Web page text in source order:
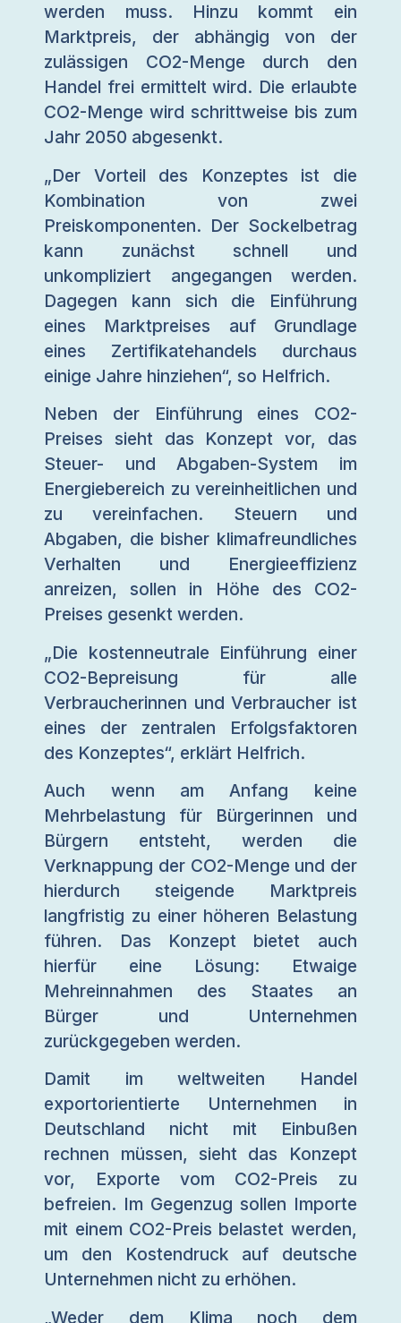
werden muss. Hinzu kommt ein
Marktpreis, der abhängig von der
zulässigen CO2-Menge durch den
Handel frei ermittelt wird. Die erlaubte
CO2-Menge wird schrittweise bis zum
Jahr 2050 abgesenkt.
„Der Vorteil des Konzeptes ist die
Kombination von zwei
Preiskomponenten. Der Sockelbetrag
kann zunächst schnell und
unkompliziert angegangen werden.
Dagegen kann sich die Einführung
eines Marktpreises auf Grundlage
eines Zertifikatehandels durchaus
einige Jahre hinziehen“, so Helfrich.
Neben der Einführung eines CO2-
Preises sieht das Konzept vor, das
Steuer- und Abgaben-System im
Energiebereich zu vereinheitlichen und
zu vereinfachen. Steuern und
Abgaben, die bisher klimafreundliches
Verhalten und Energieeffizienz
anreizen, sollen in Höhe des CO2-
Preises gesenkt werden.
„Die kostenneutrale Einführung einer
CO2-Bepreisung für alle
Verbraucherinnen und Verbraucher ist
eines der zentralen Erfolgsfaktoren
des Konzeptes“, erklärt Helfrich.
Auch wenn am Anfang keine
Mehrbelastung für Bürgerinnen und
Bürgern entsteht, werden die
Verknappung der CO2-Menge und der
hierdurch steigende Marktpreis
langfristig zu einer höheren Belastung
führen. Das Konzept bietet auch
hierfür eine Lösung: Etwaige
Mehreinnahmen des Staates an
Bürger und Unternehmen
zurückgegeben werden.
Damit im weltweiten Handel
exportorientierte Unternehmen in
Deutschland nicht mit Einbußen
rechnen müssen, sieht das Konzept
vor, Exporte vom CO2-Preis zu
befreien. Im Gegenzug sollen Importe
mit einem CO2-Preis belastet werden,
um den Kostendruck auf deutsche
Unternehmen nicht zu erhöhen.
„Weder dem Klima noch dem